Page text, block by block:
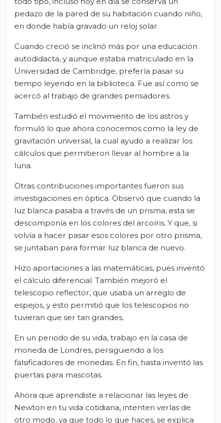
pedazo de la pared de su habitación cuando niño,
en donde había gravado un reloj solar.
Cuando creció se inclinó más por una educación
autodidacta, y aunque estaba matriculado en la
Universidad de Cambridge, prefería pasar su
tiempo leyendo en la biblioteca. Fue así como se
acercó al trabajo de grandes pensadores.
También estudió el movimiento de los astros y
formuló lo que ahora conocemos como la ley de
gravitación universal, la cual ayudo a realizar los
cálculos que permitieron llevar al hombre a la
luna.
Otras contribuciones importantes fueron sus
investigaciones en óptica. Observó que cuando la
luz blanca pasaba a través de un prisma, esta se
descomponía en los colores del arcoíris. Y que, si
volvía a hacer pasar esos colores por otro prisma,
se juntaban para formar luz blanca de nuevo.
Hizo aportaciones a las matemáticas, pues inventó
el cálculo diferencial. También mejoró el
telescopio reflector, que usaba un arreglo de
espejos, y esto permitió que los telescopios no
tuvieran que ser tan grandes.
En un periodo de su vida, trabajo en la casa de
moneda de Londres, persiguiendo a los
falsificadores de monedas. En fin, hasta inventó las
puertas para mascotas.
Ahora que aprendiste a relacionar las leyes de
Newton en tu vida cotidiana, intenten verlas de
otro modo, ya que todo lo que haces, se explica